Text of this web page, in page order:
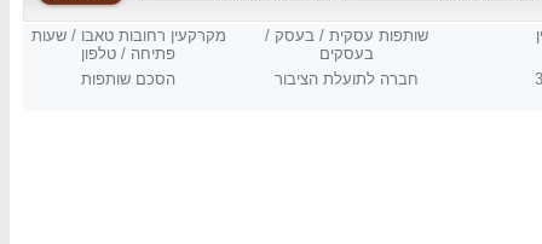
שותפות עסקית / בעסק /
בעסקים
מקרקעין רחובות טאבו / שעות
פתיחה / טלפון
חברה לתועלת הציבור
הסכם שותפות